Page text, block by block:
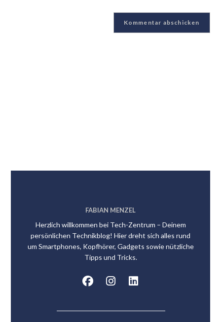
FABIAN MENZEL
Herzlich willkommen bei Tech-Zentrum – Deinem
persönlichen Technikblog! Hier dreht sich alles rund
um Smartphones, Kopfhörer, Gadgets sowie nützliche
Tipps und Tricks.